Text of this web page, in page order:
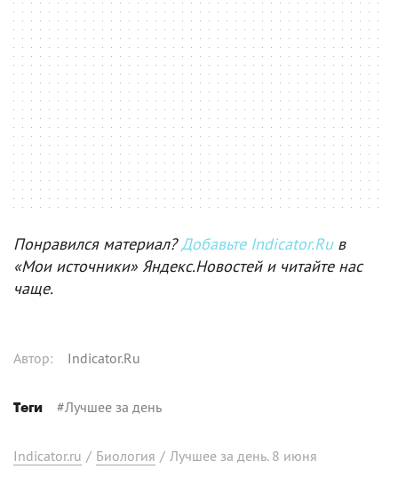
Понравился материал?Добавьте Indicator.Ruв
«Мои источники» Яндекс.Новостей и читайте нас
чаще.
Автор: Indicator.Ru
Теги #Лучшее за день
Indicator.ru / Биология / Лучшее за день. 8 июня